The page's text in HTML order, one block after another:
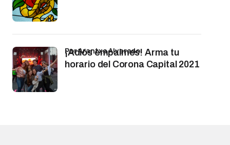
¡Adiós empalmes! Arma tu
horario del Corona Capital 2021
por Arantxa Alvarado